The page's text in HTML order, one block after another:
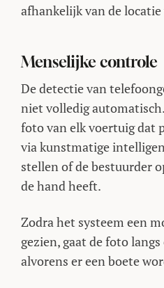
afhankelijk van de
Menselijke controle
De detectie van
niet volledig
foto van elk voertuig dat
via kunstmatige
stellen of de bestuurder
de hand heeft.
Zodra het systeem een
gezien, gaat de foto
alvorens er een boete